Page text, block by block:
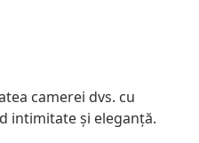
camerei dvs. cu
intimitate și eleganță.